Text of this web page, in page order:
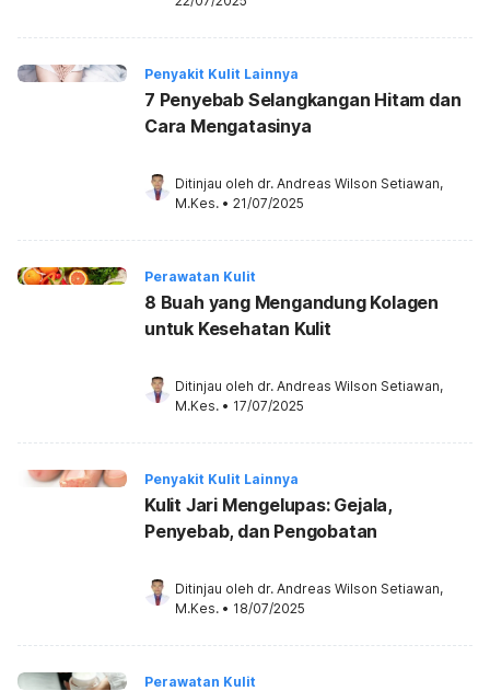
Penyakit Kulit Lainnya
7 Penyebab Selangkangan Hitam dan
Cara Mengatasinya
Ditinjau oleh dr. Andreas Wilson Setiawan,
M.Kes. • 21/07/2025
Perawatan Kulit
8 Buah yang Mengandung Kolagen
untuk Kesehatan Kulit
Ditinjau oleh dr. Andreas Wilson Setiawan,
M.Kes. • 17/07/2025
Penyakit Kulit Lainnya
Kulit Jari Mengelupas: Gejala,
Penyebab, dan Pengobatan
Ditinjau oleh dr. Andreas Wilson Setiawan,
M.Kes. • 18/07/2025
Perawatan Kulit